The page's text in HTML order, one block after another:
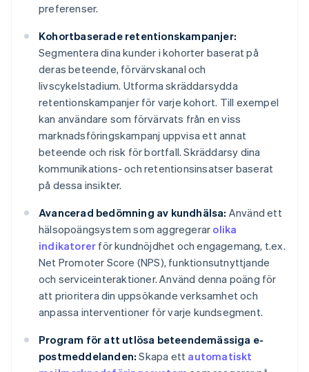
preferenser.
Kohortbaserade retentionskampanjer:
Segmentera dina kunder i kohorter baserat på
deras beteende, förvärvskanal och
livscykelstadium. Utforma skräddarsydda
retentionskampanjer för varje kohort. Till exempel
kan användare som förvärvats från en viss
marknadsföringskampanj uppvisa ett annat
beteende och risk för bortfall. Skräddarsy dina
kommunikations- och retentionsinsatser baserat
på dessa insikter.
Avancerad bedömning av kundhälsa: Använd ett
hälsopoängsystem som aggregerar olika
indikatorer för kundnöjdhet och engagemang, t.ex.
Net Promoter Score (NPS), funktionsutnyttjande
och serviceinteraktioner. Använd denna poäng för
att prioritera din uppsökande verksamhet och
anpassa interventioner för varje kundsegment.
Program för att utlösa beteendemässiga e-
postmeddelanden: Skapa ett automatiskt